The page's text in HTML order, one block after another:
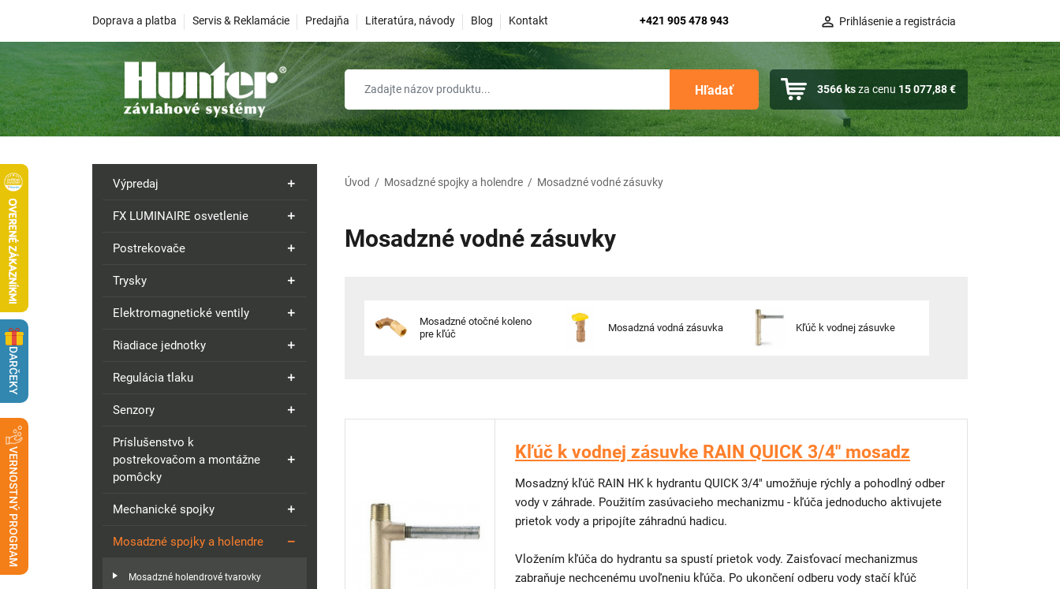
Doprava a platba Servis & Reklamácie Predajňa Literatúra, návody Blog Kontakt +421 905 478 943 Prihlásenie a registrácia
Hľadať 3566ksza cenu 15 077,88 €
Výpredaj
FX LUMINAIRE osvetlenie
Postrekovače
Trysky
Elektromagnetické ventily
Riadiace jednotky
Regulácia tlaku
Senzory
Príslušenstvo k
postrekovačom a montážne
pomôcky
Mechanické spojky
Mosadzné spojky a holendre
Mosadzné holendrové tvarovky
Úvod / Mosadzné spojky a holendre / Mosadzné vodné zásuvky
Mosadzné vodné zásuvky
Mosadzné otočné koleno
pre kľúč
Mosadzná vodná zásuvka Kľúč k vodnej zásuvke
Kľúč k vodnej zásuvke RAIN QUICK 3/4" mosadz
Mosadzný kľúč RAIN HK k hydrantu QUICK 3/4" umožňuje rýchly a pohodlný odber
vody v záhrade. Použitím zasúvacieho mechanizmu - kľúča jednoducho aktivujete
prietok vody a pripojíte záhradnú hadicu.
Vložením kľúča do hydrantu sa spustí prietok vody. Zaisťovací mechanizmus
zabraňuje nechcenému uvoľneniu kľúča. Po ukončení odberu vody stačí kľúč
DARČEKY
VERNOSTNÝ PROGRAM